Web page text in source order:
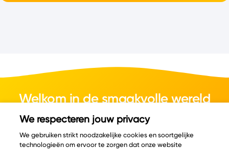
Welkom in de smaakvolle wereld
van kaas.
We respecteren jouw privacy
We gebruiken strikt noodzakelijke cookies en soortgelijke
technologieën om ervoor te zorgen dat onze website